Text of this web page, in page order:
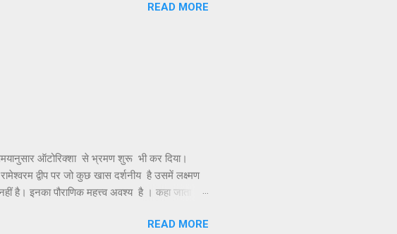
क्यों दिया, इसका अनुभव मुझे गणित नाम के विषय से सघन
READ MORE
ऑटोरिक्शा से भ्रमण शुरू भी कर दिया।
द्वीप पर जो कुछ खास दर्शनीय है उसमें लक्ष्मण
है। इनका पौराणिक महत्त्व अवश्य है । कहा जाता है
के लिए पुष्पक विमान को इस द्वीप पर उतारा था
READ MORE